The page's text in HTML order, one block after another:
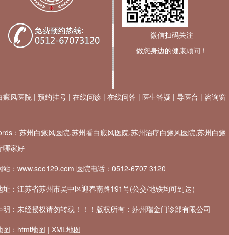
微信扫码关注
做您身边的健康顾问！
癜风医院 |预约挂号 |在线问诊 |在线问答 | 医生答疑 |导医台 | 咨询窗
：苏州白癜风医院,苏州看白癜风医院,苏州治疗白癜风医院,苏州白癜
哪家好
站：www.seo129.com 医院电话：0512-6707 3120
址：江苏省苏州市吴中区迎春南路191号(公交/地铁均可到达）
明：未经授权请勿转载！！！版权所有：苏州瑞金门诊部有限公司
： html地图 |XML地图